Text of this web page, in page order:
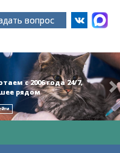
вопрос